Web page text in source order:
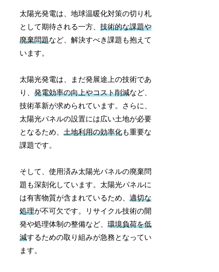
太陽光発電は、地球温暖化対策の切り札
として期待される一方、技術的な課題や
廃棄問題など、解決すべき課題も抱えて
います。
太陽光発電は、まだ発展途上の技術であ
り、発電効率の向上やコスト削減など、
技術革新が求められています。さらに、
太陽光パネルの設置には広い土地が必要
となるため、土地利用の効率化も重要な
課題です。
そして、使用済み太陽光パネルの廃棄問
題も深刻化しています。太陽光パネルに
は有害物質が含まれているため、適切な
処理が不可欠です。リサイクル技術の開
発や処理体制の整備など、環境負荷を低
減するための取り組みが急務となってい
ます。